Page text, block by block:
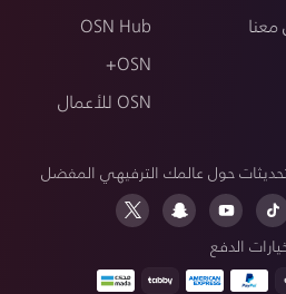
معنا
OSN Hub
OSN+
OSN للأعمال
حول عالمك الترفيهي المفضل
الدفع